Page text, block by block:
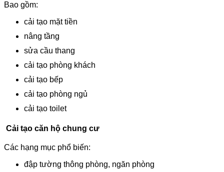
Bao gồm:
cải tạo mặt tiền
nâng tầng
sửa cầu thang
cải tạo phòng khách
cải tạo bếp
cải tạo phòng ngủ
cải tạo toilet
Cải tạo căn hộ chung cư
Các hạng mục phổ biến:
đập tường thông phòng, ngăn phòng